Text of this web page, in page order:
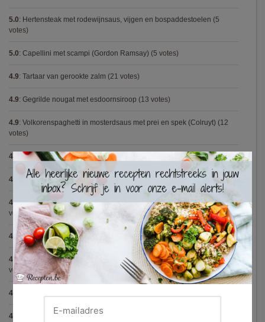
5.0: Hertensteak met rodewijnsaus, vijgen en bospaddestoelen (5
votes)
5.0: Capellini met scampi (Gordon Ramsay) (5 votes)
4.9: Tartaar van gerookte zalm (21 votes)
4.9: Gegrilde nougat met esdoornsiroop (13 votes)
4.9: Volkorenspaghetti in mosterdsaus met prei en spek (Colruyt) (12
votes)
4.9 Gemarineerde eendenfilet op een erwtenzalfje (12 votes)
4.9 Pizza chicken BBQ(11 votes)
4.9:Vegetarische spaghetti bolognese met linzen (Jamie Oliver)(9
votes)
4.9:Broodje Bismarck(8 votes)
4.9 :Aspergepuree met garnalen en zure room (Piet Huysentruyt)(7
votes)
4.8
4.8 Aperitiefglaasje met gegrilde groentjes en gedroogde ham
×